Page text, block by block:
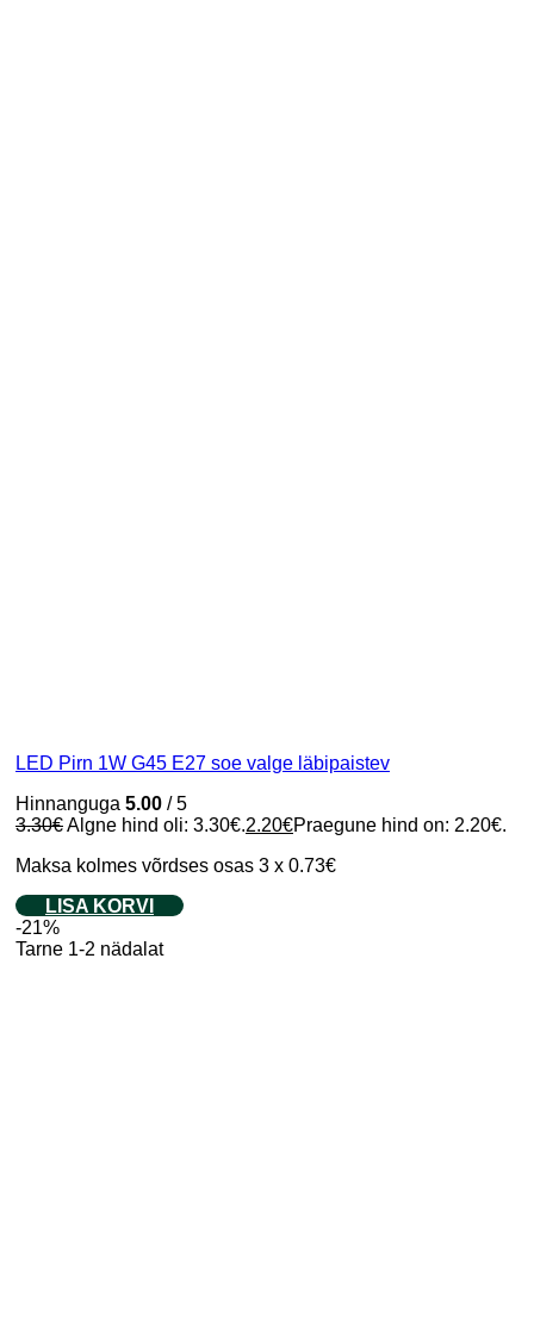
LED Pirn 1W G45 E27 soe valge läbipaistev
Hinnanguga 5.00 / 5
3.30€Algne hind oli: 3.30€.2.20€Praegune hind on: 2.20€.
Maksa kolmes võrdses osas 3 x 0.73€
LISA KORVI
-21%
Tarne 1-2 nädalat